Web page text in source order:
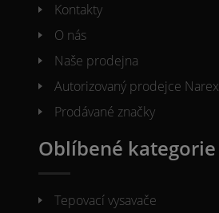
Kontakty
O nás
Naše prodejna
Autorizovaný prodejce Narex
Prodávané značky
Oblíbené kategorie
Tepovací vysavače